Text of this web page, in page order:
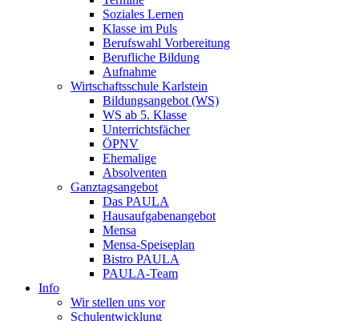
Soziales Lernen
Klasse im Puls
Berufswahl Vorbereitung
Berufliche Bildung
Aufnahme
Wirtschaftsschule Karlstein
Bildungsangebot (WS)
WS ab 5. Klasse
Unterrichtsfächer
ÖPNV
Ehemalige
Absolventen
Ganztagsangebot
Das PAULA
Hausaufgabenangebot
Mensa
Mensa-Speiseplan
Bistro PAULA
PAULA-Team
Info
Wir stellen uns vor
Schulentwicklung